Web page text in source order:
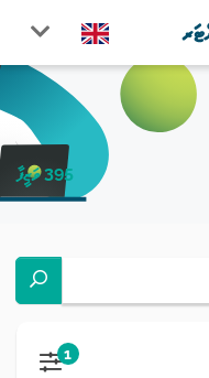
395 ވަޒީފާ
1